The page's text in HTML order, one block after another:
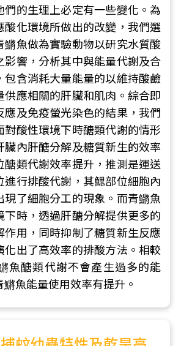
們的生理上必定有一些變化。為
酸化環境所做出的改變，我們選
鱂魚做為實驗動物以研究水質酸
影響，分析其中與能量代謝及合
包含消耗大量能量的以維持酸鹼
供應相關的肝臟和肌肉。綜合即
應及免疫螢光染色的結果，我們
對酸性環境下時醣類代謝的情形
臟內肝醣分解及糖質新生的效率
醣類代謝效率提升，推測是運送
進行排酸代謝，其鰓部位細胞內
現了細胞分工的現象。而青鱂魚
下時，透過肝醣分解提供更多的
作用，同時抑制了糖質新生反應
化出了高效率的排酸方法。相較
魚醣類代謝不會產生過多的能
魚能量使用效率有提升。